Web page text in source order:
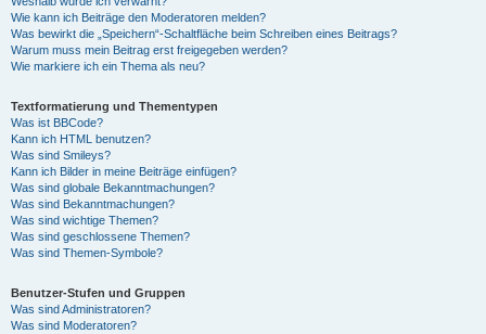
Wie kann ich Beiträge den Moderatoren melden?
Was bewirkt die „Speichern“-Schaltfläche beim Schreiben eines Beitrags?
Warum muss mein Beitrag erst freigegeben werden?
Wie markiere ich ein Thema als neu?
Textformatierung und Thementypen
Was ist BBCode?
Kann ich HTML benutzen?
Was sind Smileys?
Kann ich Bilder in meine Beiträge einfügen?
Was sind globale Bekanntmachungen?
Was sind Bekanntmachungen?
Was sind wichtige Themen?
Was sind geschlossene Themen?
Was sind Themen-Symbole?
Benutzer-Stufen und Gruppen
Was sind Administratoren?
Was sind Moderatoren?